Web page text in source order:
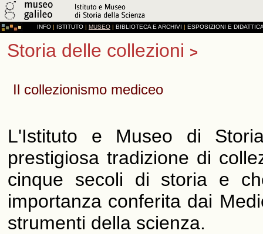
INFO | ISTITUTO | MUSEO | BIBLIOTECA E ARCHIVI | ESPOSIZIONI E
Storia delle collezioni >
Il collezionismo mediceo
L'Istituto e Museo di
prestigiosa tradizione di
cinque secoli di storia e
importanza conferita dai
strumenti della scienza.